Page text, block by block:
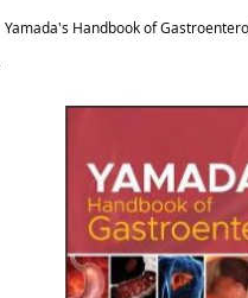
Yamada's Handbook of